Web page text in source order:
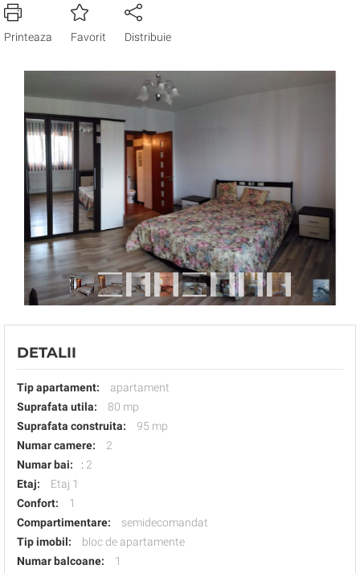
Printeaza Favorit Distribuie
DETALII
Tip apartament:
apartament
Suprafata utila:
80 mp
Suprafata construita:
95 mp
Numar camere:
2
Numar bai:
: 2
Etaj:
Etaj 1
Confort:
1
Compartimentare:
semidecomandat
Tip imobil:
bloc de apartamente
Numar balcoane:
1